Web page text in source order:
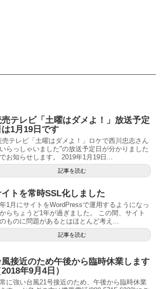
テレビ「土曜はダメよ！」放送予定
は1月19日です
売テレビ「土曜はダメよ！」ロケで西川忠志さん
らっしゃいました"の放送予定日が分かりました
お知らせします。 2019年1月19日...
記事を読む
トを常時SSL化しました
1月にサイトをWordPressで運用するようになっ
らちょうど1年が過ぎました。 この間、サイト
ものに問題があるとはほとんど考え...
記事を読む
風接近のため午後から臨時休業します
2018年9月4日）
に強い台風21号接近のため、午後から臨時休業